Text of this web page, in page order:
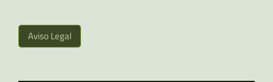
Aviso Legal